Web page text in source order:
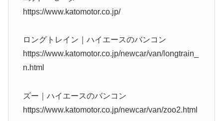
https://www.katomotor.co.jp/
ロングトレイン｜ハイエースのバンコン
https://www.katomotor.co.jp/newcar/van/longtrain_
n.html
ズー｜ハイエースのバンコン
https://www.katomotor.co.jp/newcar/van/zoo2.html